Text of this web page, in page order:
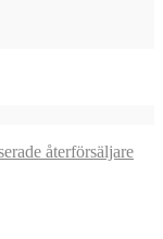
återförsäljare